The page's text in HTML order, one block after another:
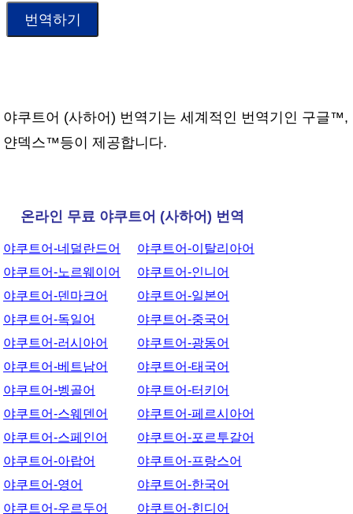
야쿠트어 (사하어) 번역기는 세계적인 번역기인 구글™,
얀덱스™등이 제공합니다.
온라인 무료 야쿠트어 (사하어) 번역
야쿠트어-네덜란드어
야쿠트어-노르웨이어
야쿠트어-덴마크어
야쿠트어-독일어
야쿠트어-러시아어
야쿠트어-베트남어
야쿠트어-벵골어
야쿠트어-스웨덴어
야쿠트어-스페인어
야쿠트어-아랍어
야쿠트어-영어
야쿠트어-우르두어
야쿠트어-이탈리아어
야쿠트어-인니어
야쿠트어-일본어
야쿠트어-중국어
야쿠트어-광동어
야쿠트어-태국어
야쿠트어-터키어
야쿠트어-페르시아어
야쿠트어-포르투갈어
야쿠트어-프랑스어
야쿠트어-한국어
야쿠트어-힌디어